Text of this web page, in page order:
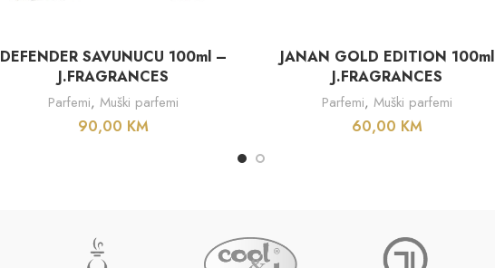
PROČITAJ VIŠE
DEFENDER SAVUNUCU 100ml –
J.FRAGRANCES
Parfemi, Muški parfemi
90,00 KM
PROČITAJ VIŠE
JANAN GOLD EDITION 100ml
J.FRAGRANCES
Parfemi, Muški parfemi
60,00 KM